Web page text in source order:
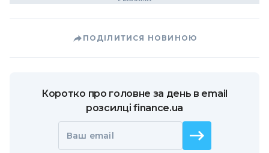
ПОДІЛИТИСЯ НОВИНОЮ
Коротко про головне за день в email
розсилці finance.ua
Ваш email